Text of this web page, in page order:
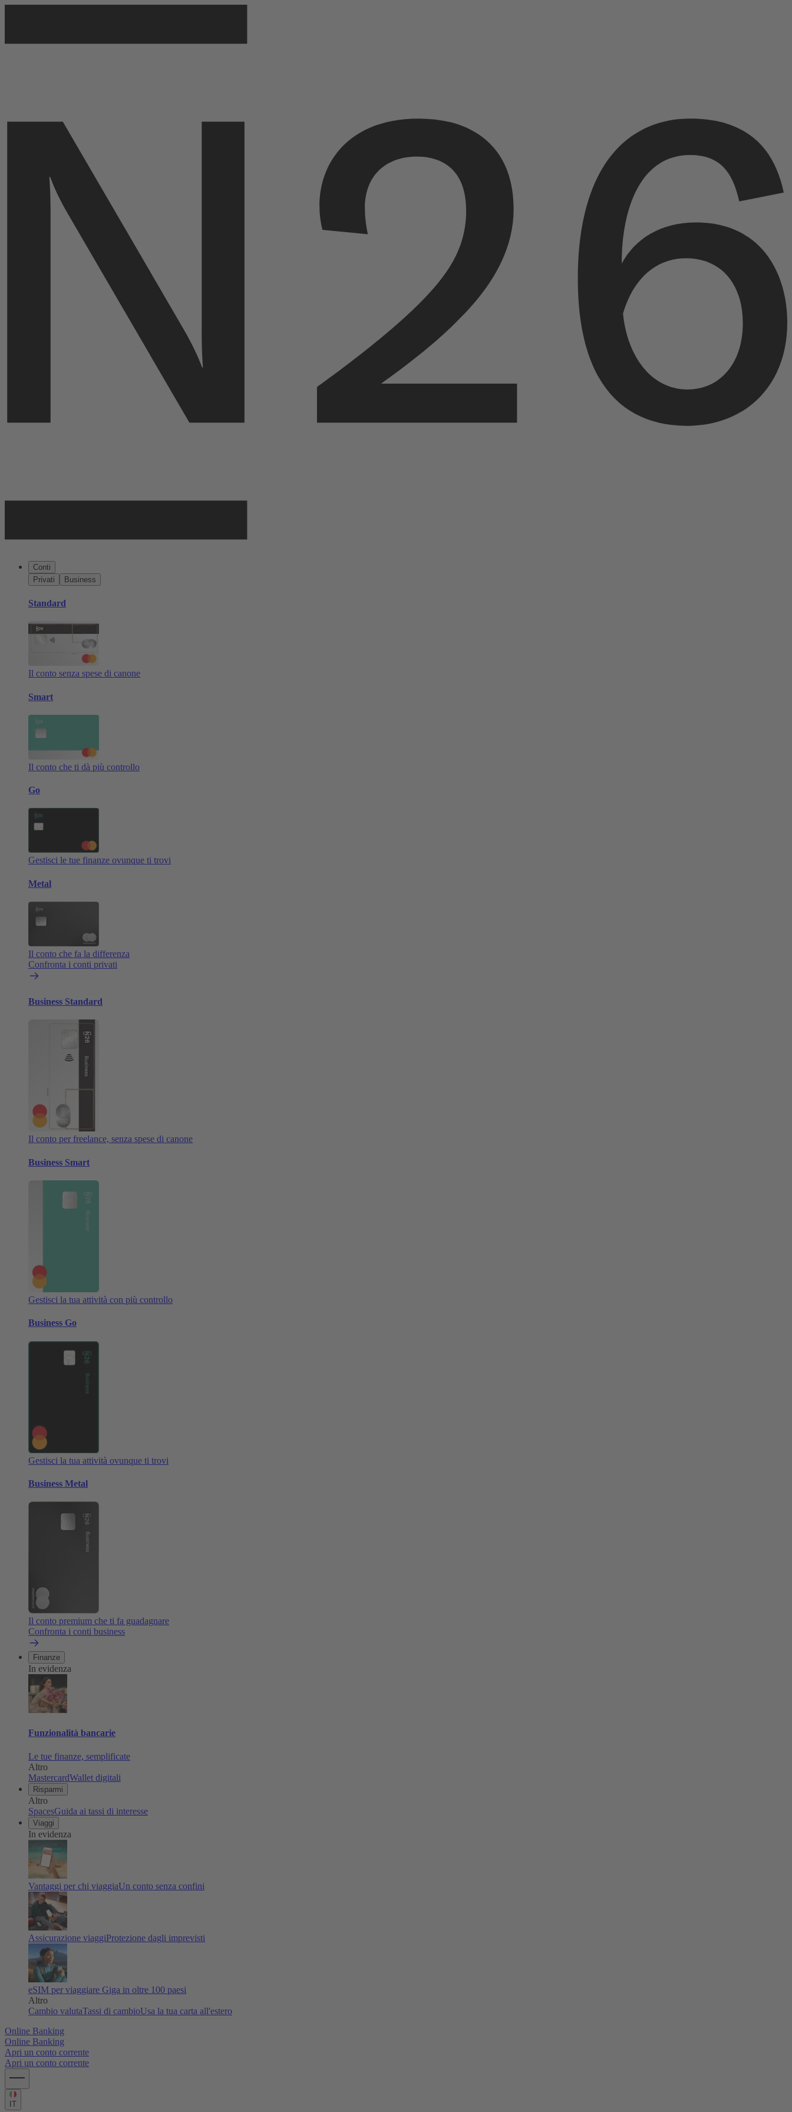
Conti
Privati
Business
Standard
Il conto senza spese di canone
Smart
Il conto che ti dà più controllo
Go
Gestisci le tue finanze ovunque ti trovi
Metal
Il conto che fa la differenza
Confronta i conti privati
Business Standard
Il conto per freelance, senza spese di canone
Business Smart
Gestisci la tua attività con più controllo
Business Go
Gestisci la tua attività ovunque ti trovi
Business Metal
Il conto premium che ti fa guadagnare
Confronta i conti business
Finanze
In evidenza
Funzionalità bancarie
Le tue finanze, semplificate
Altro
MastercardWallet digitali
Risparmi
Altro
SpacesGuida ai tassi di interesse
Viaggi
In evidenza
Vantaggi per chi viaggiaUn conto senza confini
Assicurazione viaggiProtezione dagli imprevisti
eSIM per viaggiare Giga in oltre 100 paesi
Altro
Cambio valutaTassi di cambioUsa la tua carta all'estero
Online Banking
Online Banking
Apri un conto corrente
Apri un conto corrente
IT